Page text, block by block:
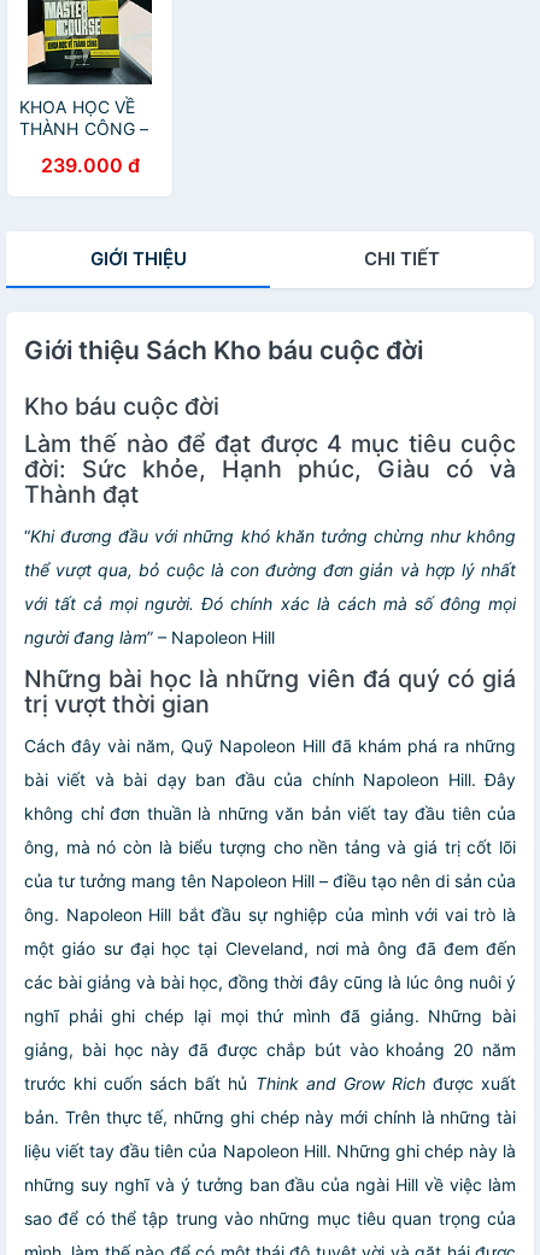
KHOA HỌC VỀ
THÀNH CÔNG –
Minh Ngọc dịch –
Thái Hà – NXB
239.000 đ
GIỚI THIỆU CHI TIẾT
Giới thiệu Sách Kho báu cuộc đời
Kho báu cuộc đời
Làm thế nào để đạt được 4 mục tiêu cuộc
đời: Sức khỏe, Hạnh phúc, Giàu có và
Thành đạt
“Khi đương đầu với những khó khăn tưởng chừng như không
thể vượt qua, bỏ cuộc là con đường đơn giản và hợp lý nhất
với tất cả mọi người. Đó chính xác là cách mà số đông mọi
người đang làm” – Napoleon Hill
Những bài học là những viên đá quý có giá
trị vượt thời gian
Cách đây vài năm, Quỹ Napoleon Hill đã khám phá ra những
bài viết và bài dạy ban đầu của chính Napoleon Hill. Đây
không chỉ đơn thuần là những văn bản viết tay đầu tiên của
ông, mà nó còn là biểu tượng cho nền tảng và giá trị cốt lõi
của tư tưởng mang tên Napoleon Hill – điều tạo nên di sản của
ông. Napoleon Hill bắt đầu sự nghiệp của mình với vai trò là
một giáo sư đại học tại Cleveland, nơi mà ông đã đem đến
các bài giảng và bài học, đồng thời đây cũng là lúc ông nuôi ý
nghĩ phải ghi chép lại mọi thứ mình đã giảng. Những bài
giảng, bài học này đã được chắp bút vào khoảng 20 năm
trước khi cuốn sách bất hủ Think and Grow Richđược xuất
bản. Trên thực tế, những ghi chép này mới chính là những tài
liệu viết tay đầu tiên của Napoleon Hill. Những ghi chép này là
những suy nghĩ và ý tưởng ban đầu của ngài Hill về việc làm
sao để có thể tập trung vào những mục tiêu quan trọng của